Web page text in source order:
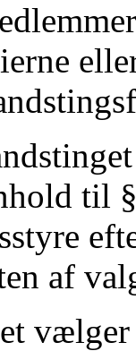
til
af
vælger